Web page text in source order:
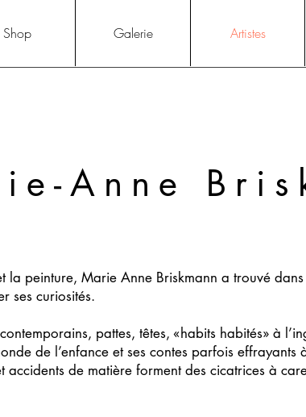
Shop Galerie Artistes
Anne
la peinture, Marie Anne Briskmann a trouvé
ses curiosités.
pattes, têtes, «habits habités» à
de l’enfance et ses contes parfois effrayants
accidents de matière forment des cicatrices à